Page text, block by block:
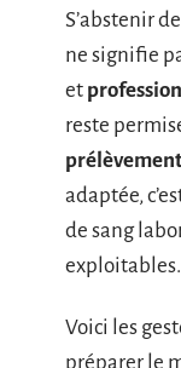
S’abstenir
ne signifie
et
reste
adaptée,
de sang
exploitables.
Voici les
préparer le